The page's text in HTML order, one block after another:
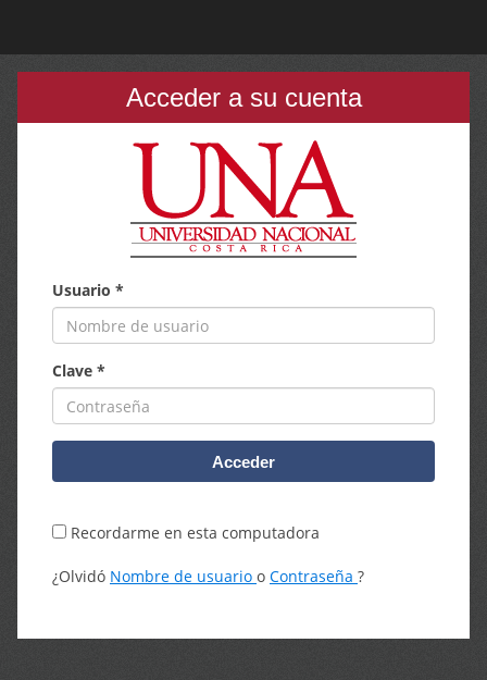
Acceder a su cuenta
Usuario *
Clave *
Acceder
Recordarme en esta computadora
¿Olvidó Nombre de usuario o Contraseña ?